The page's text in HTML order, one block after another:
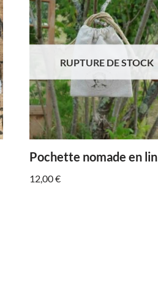
RUPTURE DE STOCK
Pochette nomade en lin
12,00€